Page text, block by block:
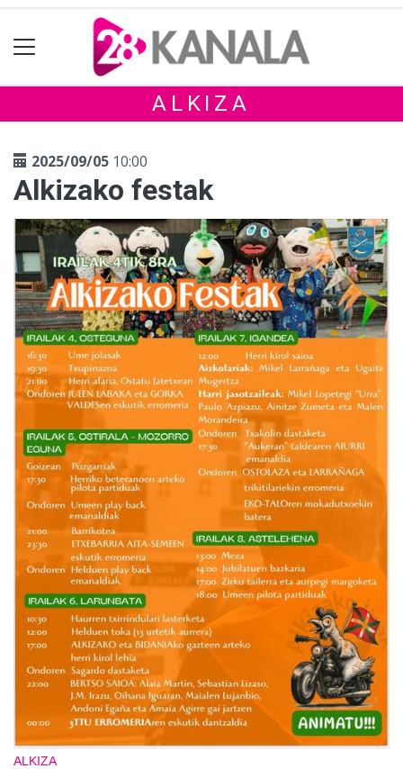
ALKIZA
2025/09/05 10:00
Alkizako festak
ALKIZA